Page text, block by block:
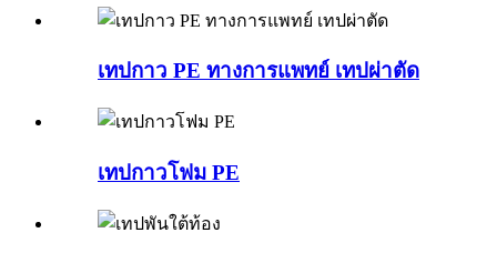
เทปกาว PE ทางการแพทย์ เทปผ่าตัด
เทปกาวโฟม PE